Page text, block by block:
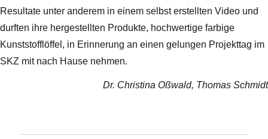
Resultate unter anderem in einem selbst erstellten Video und
durften ihre hergestellten Produkte, hochwertige farbige
Kunststofflöffel, in Erinnerung an einen gelungen Projekttag im
SKZ mit nach Hause nehmen.
Dr. Christina Oßwald, Thomas Schmidt